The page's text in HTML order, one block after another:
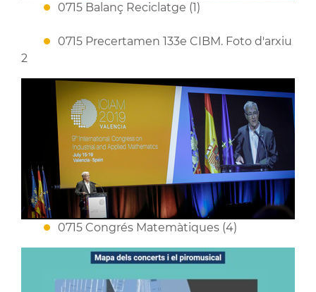
0715 Balanç Reciclatge (1)
0715 Precertamen 133e CIBM. Foto d'arxiu
2
0715 Congrés Matemàtiques (4)